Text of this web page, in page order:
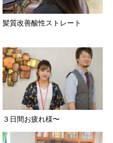
髪質改善酸性ストレート
３日間お疲れ様〜